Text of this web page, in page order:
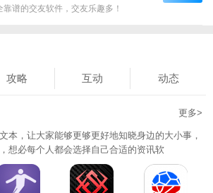
靠谱的交友软件，交友乐趣多！
攻略 互动 动态
更多>
本，让大家能够更够更好地知晓身边的大小事，
想必每个人都会选择自己合适的资讯软